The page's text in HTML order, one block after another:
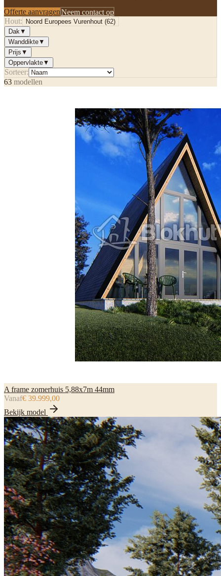
Offerte aanvragenNeem contact op
Hout:
Noord Europees Vurenhout (62)
Dak▼
Wanddikte▼
Prijs ▼
Oppervlakte▼
Sorteer:
63 modellen
A frame zomerhuis 5,88x7m 44mm
Vanaf€ 39.999,00
Bekijk model